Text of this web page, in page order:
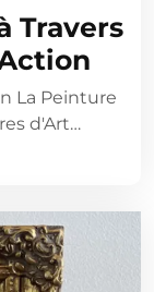
Travers
La Peinture
d'Art…